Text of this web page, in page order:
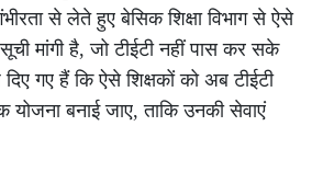
से लेते हुए बेसिक शिक्षा विभाग से ऐसे
मांगी है, जो टीईटी नहीं पास कर सके
गए हैं कि ऐसे शिक्षकों को अब टीईटी
योजना बनाई जाए, ताकि उनकी सेवाएं